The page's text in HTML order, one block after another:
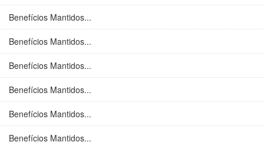
Benefícios Mantidos...
Benefícios Mantidos...
Benefícios Mantidos...
Benefícios Mantidos...
Benefícios Mantidos...
Benefícios Mantidos...